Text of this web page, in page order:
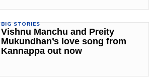
BIG STORIES
Vishnu Manchu and Preity
Mukundhan’s love song from
Kannappa out now